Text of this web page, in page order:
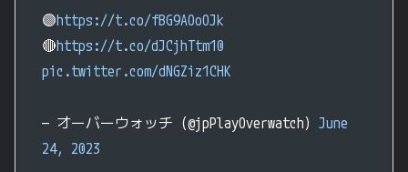
🟣https://t.co/fBG9AOoOJk
🔴https://t.co/dJCjhTtm10
pic.twitter.com/dNGZiz1CHK
— オーバーウォッチ (@jpPlayOverwatch) June
24, 2023